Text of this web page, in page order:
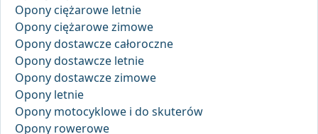
Opony ciężarowe letnie
Opony ciężarowe zimowe
Opony dostawcze całoroczne
Opony dostawcze letnie
Opony dostawcze zimowe
Opony letnie
Opony motocyklowe i do skuterów
Opony rowerowe